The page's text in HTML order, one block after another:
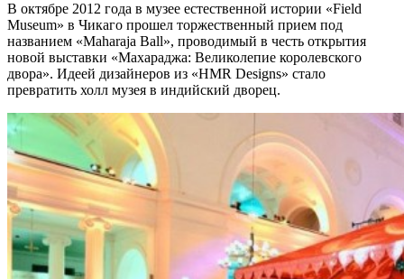
В октябре 2012 года в музее естественной истории «Field
Museum» в Чикаго прошел торжественный прием под
названием «Maharaja Ball», проводимый в честь открытия
новой выставки «Махараджа: Великолепие королевского
двора». Идеей дизайнеров из «HMR Designs» стало
превратить холл музея в индийский дворец.